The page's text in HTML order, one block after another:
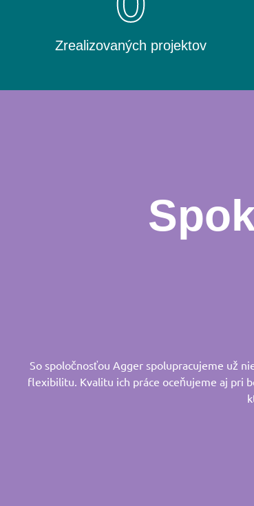
Zrealizovaných projektov
So spoločnosťou Agger spolupracujeme už
flexibilitu. Kvalitu ich práce oceňujeme aj pri